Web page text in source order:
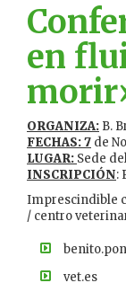
en
ORGANIZA: B.
FECHAS: 7 de
LUGAR: Sede
INSCRIPCIÓN:
Imprescindible
/ centro
vet.es